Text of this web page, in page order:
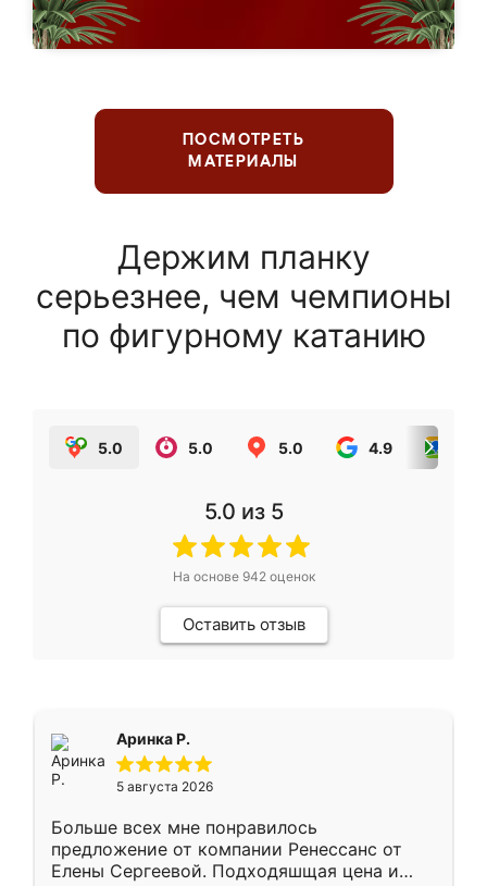
ПОСМОТРЕТЬ
МАТЕРИАЛЫ
Держим планку
серьезнее, чем чемпионы
по фигурному катанию
5.0 5.0 5.0 4.9
5.0 из 5
На основе 942оценок
Оставить отзыв
Аринка Р.
5 августа 2026
Больше всех мне понравилось
предложение от компании Ренессанс от
Елены Сергеевой. Подходяшщая цена и